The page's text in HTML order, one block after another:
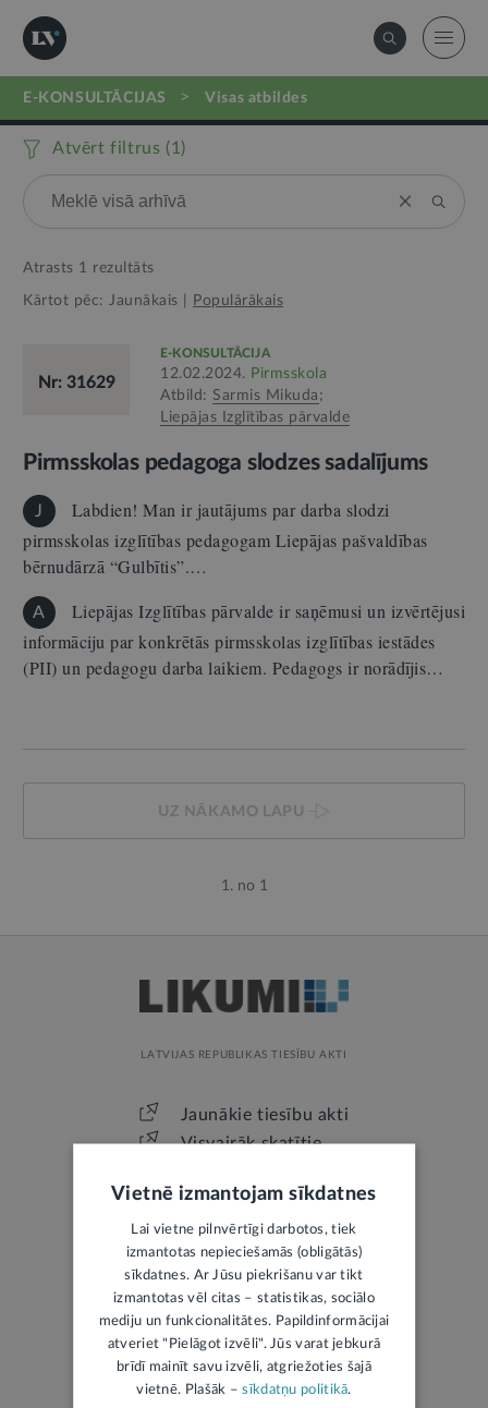
E-KONSULTĀCIJAS > visas atbildes
Atvērt filtrus (1 )
Atrasts 1 rezultāts
Kārtot pēc: Jaunākais Populārākais
Nr: 31629
E-KONSULTĀCIJA
12.02.2024. Pirmsskola
Atbild: Sarmis Mikuda ;
Liepājas Izglītības pārvalde
Pirmsskolas pedagoga slodzes sadalījums
J
Labdien! Man ir jautājums par darba slodzi
pirmsskolas izglītības pedagogam Liepājas pašvaldības
bērnudārzā “Gulbītis”.…
A
Liepājas Izglītības pārvalde ir saņēmusi un izvērtējusi
informāciju par konkrētās pirmsskolas izglītības iestādes
(PII) un pedagogu darba laikiem. Pedagogs ir norādījis…
UZ NĀKAMO LAPU
1. no 1
LATVIJAS REPUBLIKAS TIESĪBU AKTI
Jaunākie tiesību akti
Visvairāk skatītie
LATVIJAS REPUBLIKAS OFICIĀLAIS IZDEVUMS
Jaunākais laidiens
Vietnē izmantojam sīkdatnes
Lai vietne pilnvērtīgi darbotos, tiek
izmantotas nepieciešamās (obligātās)
sīkdatnes. Ar Jūsu piekrišanu var tikt
izmantotas vēl citas – statistikas, sociālo
mediju un funkcionalitātes. Papildinformācijai
atveriet "Pielāgot izvēli". Jūs varat jebkurā
brīdī mainīt savu izvēli, atgriežoties šajā
vietnē. Plašāk –sīkdatņu politikā.